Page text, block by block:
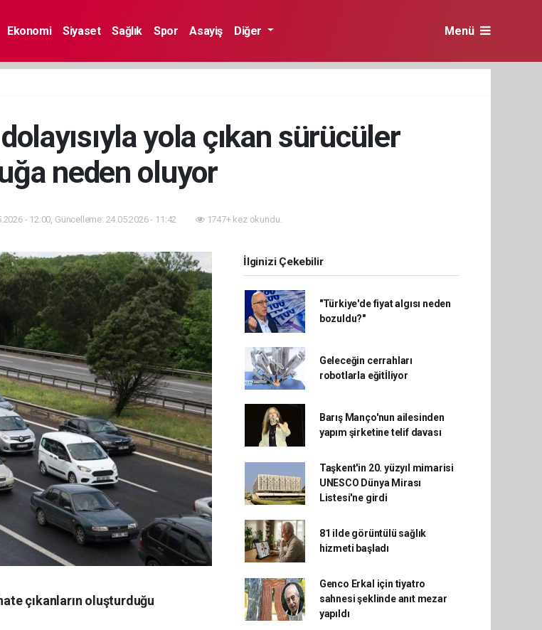
Ekonomi Siyaset Sağlık Spor Asayiş Diğer Menü
yola çıkan sürücüler
neden oluyor
- 12:00, Güncelleme: 24.05.2026 - 11:42 1747+ kez okundu.
çıkanların oluşturduğu
İlginizi Çekebilir
"Türkiye'de fiyat algısı neden
bozuldu?"
Geleceğin cerrahları
robotlarla eğitİliyor
Barış Manço'nun ailesinden
yapım şirketine telif davası
Taşkent'in 20. yüzyıl mimarisi
UNESCO Dünya Mirası
Listesi'ne girdi
81 ilde görüntülü sağlık
hizmeti başladı
Genco Erkal için tiyatro
sahnesi şeklinde anıt mezar
yapıldı